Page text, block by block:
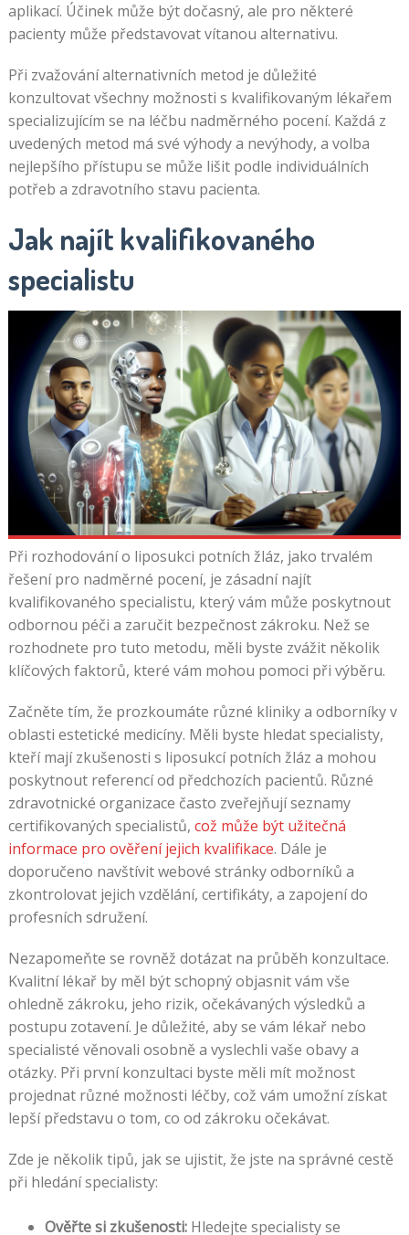
aplikací. Účinek může být dočasný, ale pro některé
pacienty může představovat vítanou alternativu.
Při zvažování alternativních metod je důležité
konzultovat všechny možnosti s kvalifikovaným lékařem
specializujícím se na léčbu nadměrného pocení. Každá z
uvedených metod má své výhody a nevýhody, a volba
nejlepšího přístupu se může lišit podle individuálních
potřeb a zdravotního stavu pacienta.
Jak najít kvalifikovaného
specialistu
Při rozhodování o liposukci potních žláz, jako trvalém
řešení pro nadměrné pocení, je zásadní najít
kvalifikovaného specialistu, který vám může poskytnout
odbornou péči a zaručit bezpečnost zákroku. Než se
rozhodnete pro tuto metodu, měli byste zvážit několik
klíčových faktorů, které vám mohou pomoci při výběru.
Začněte tím, že prozkoumáte různé kliniky a odborníky v
oblasti estetické medicíny. Měli byste hledat specialisty,
kteří mají zkušenosti s liposukcí potních žláz a mohou
poskytnout referencí od předchozích pacientů. Různé
zdravotnické organizace často zveřejňují seznamy
certifikovaných specialistů, což může být užitečná
informace pro ověření jejich kvalifikace. Dále je
doporučeno navštívit webové stránky odborníků a
zkontrolovat jejich vzdělání, certifikáty, a zapojení do
profesních sdružení.
Nezapomeňte se rovněž dotázat na průběh konzultace.
Kvalitní lékař by měl být schopný objasnit vám vše
ohledně zákroku, jeho rizik, očekávaných výsledků a
postupu zotavení. Je důležité, aby se vám lékař nebo
specialisté věnovali osobně a vyslechli vaše obavy a
otázky. Při první konzultaci byste měli mít možnost
projednat různé možnosti léčby, což vám umožní získat
lepší představu o tom, co od zákroku očekávat.
Zde je několik tipů, jak se ujistit, že jste na správné cestě
při hledání specialisty:
Ověřte si zkušenosti:Hledejte specialisty se